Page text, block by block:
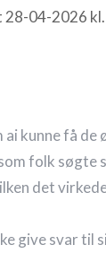
28-04-2026
ai kunne få de
folk søgte
det
give svar til